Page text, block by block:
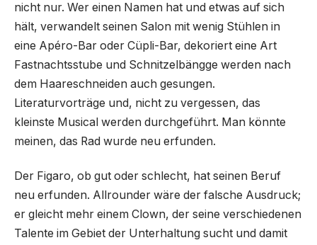
nicht nur. Wer einen Namen hat und etwas auf sich
hält, verwandelt seinen Salon mit wenig Stühlen in
eine Apéro-Bar oder Cüpli-Bar, dekoriert eine Art
Fastnachtsstube und Schnitzelbängge werden nach
dem Haareschneiden auch gesungen.
Literaturvorträge und, nicht zu vergessen, das
kleinste Musical werden durchgeführt. Man könnte
meinen, das Rad wurde neu erfunden.
Der Figaro, ob gut oder schlecht, hat seinen Beruf
neu erfunden. Allrounder wäre der falsche Ausdruck;
er gleicht mehr einem Clown, der seine verschiedenen
Talente im Gebiet der Unterhaltung sucht und damit